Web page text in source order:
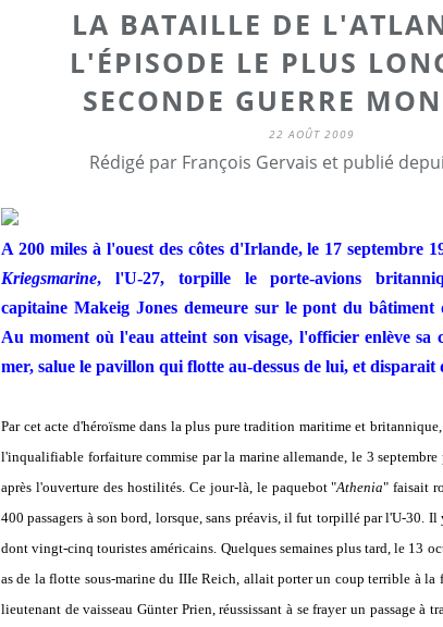
LA BATAILLE DE
L'ÉPISODE LE PLUS
SECONDE GUERRE
22 AOÛT 2009
Rédigé par François Gervais et publié
A 200 miles à l'ouest des côtes d'Irlande, le 17 septembre
Kriegsmarine, l'U-27, torpille le porte-avions
capitaine Makeig Jones demeure sur le pont du bâtiment
Au moment où l'eau atteint son visage, l'officier enlève sa
mer, salue le pavillon qui flotte au-dessus de lui, et disparait
Par cet acte d'héroïsme dans la plus pure tradition maritime et
l'inqualifiable forfaiture commise par la marine allemande, le 3 septembre
après l'ouverture des hostilités. Ce jour-là, le paquebot "Athenia" faisait
400 passagers à son bord, lorsque, sans préavis, il fut torpillé par l'U-30.
dont vingt-cinq touristes américains. Quelques semaines plus tard, le 13
as de la flotte sous-marine du IIIe Reich, allait porter un coup terrible à
lieutenant de vaisseau Günter Prien, réussissant à se frayer un passage à